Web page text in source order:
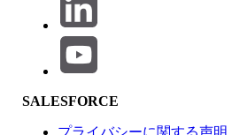
機能の影響
SALESFORCE
プライバシーに関する声明